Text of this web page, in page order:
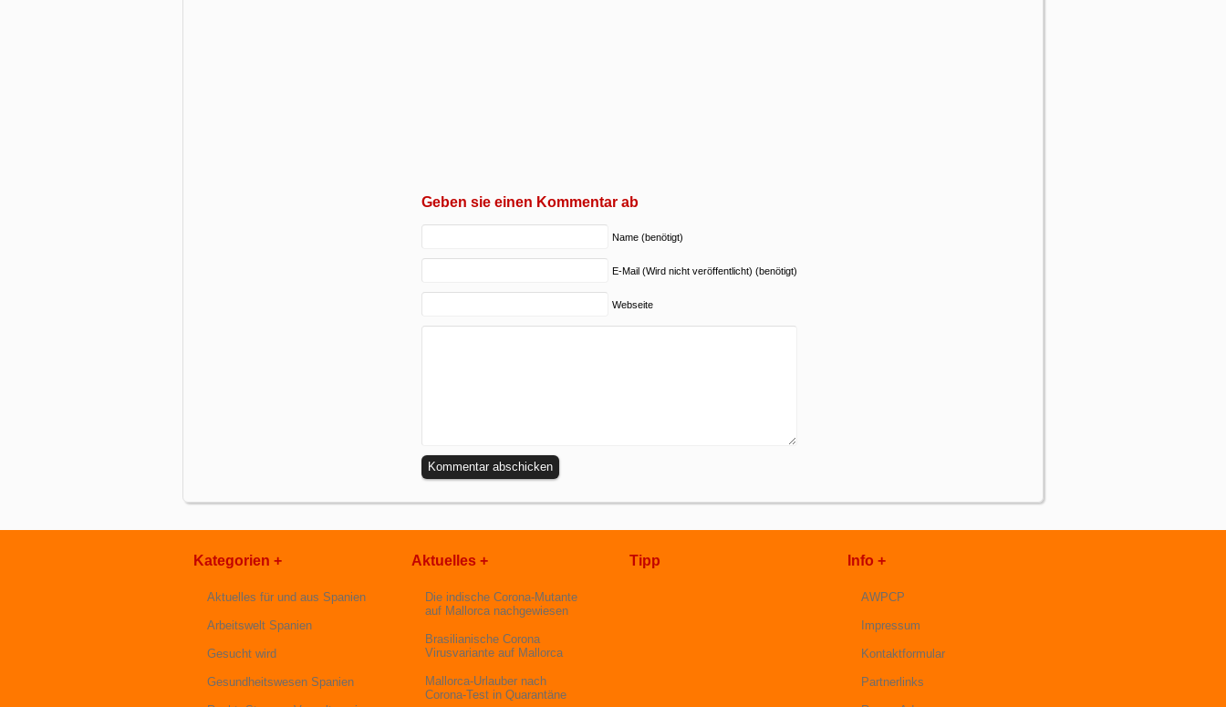
Geben sie einen Kommentar ab
Name (benötigt)
E-Mail (Wird nicht veröffentlicht) (benötigt)
Webseite
Kategorien +
Aktuelles für und aus Spanien
Arbeitswelt Spanien
Gesucht wird
Gesundheitswesen Spanien
Aktuelles +
Die indische Corona-Mutante
auf Mallorca nachgewiesen
Brasilianische Corona
Virusvariante auf Mallorca
Mallorca-Urlauber nach
Corona-Test in Quarantäne
Tipp Info +
AWPCP
Impressum
Kontaktformular
Partnerlinks